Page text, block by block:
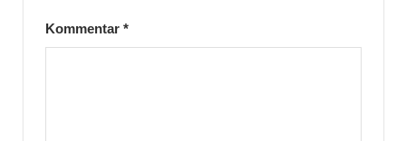
Kommentar *